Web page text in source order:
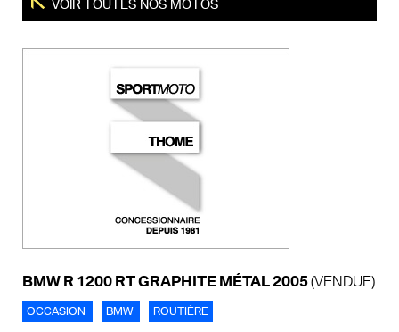
VOIR TOUTES NOS MOTOS
BMW R 1200 RT GRAPHITE MÉTAL 2005(VENDUE)
OCCASION BMW ROUTIÈRE